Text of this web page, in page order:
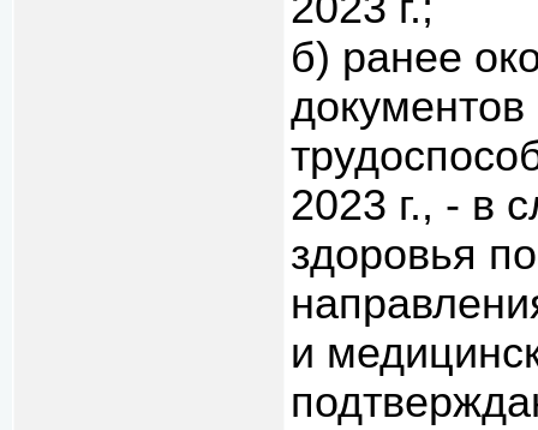
б) ранее
2023 г., - в
здоровья
и